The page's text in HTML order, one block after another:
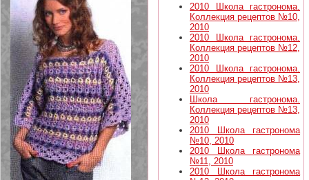
2010 Школа гастронома.
Коллекция рецептов №10,
2010
2010 Школа гастронома.
Коллекция рецептов №12,
2010
2010 Школа гастронома.
Коллекция рецептов №13,
2010
Школа гастронома.
Коллекция рецептов №13,
2010
2010 Школа гастронома
№10, 2010
2010 Школа гастронома
№11, 2010
2010 Школа гастронома